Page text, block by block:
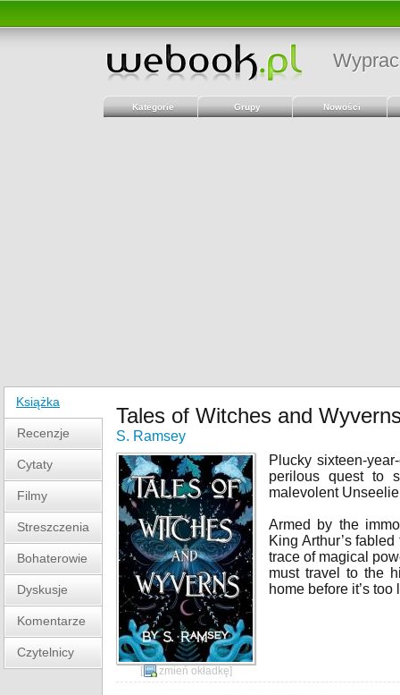
Kategorie Grupy Nowości
Książka
Recenzje
Cytaty
Filmy
Streszczenia
Bohaterowie
Dyskusje
Komentarze
Czytelnicy
Tales of Witches and
S. Ramsey
[ zmień okładkę]
Plucky sixteen-
perilous quest to
malevolent
Armed by the
King Arthur’s
trace of magical
must travel to the
home before it’s too